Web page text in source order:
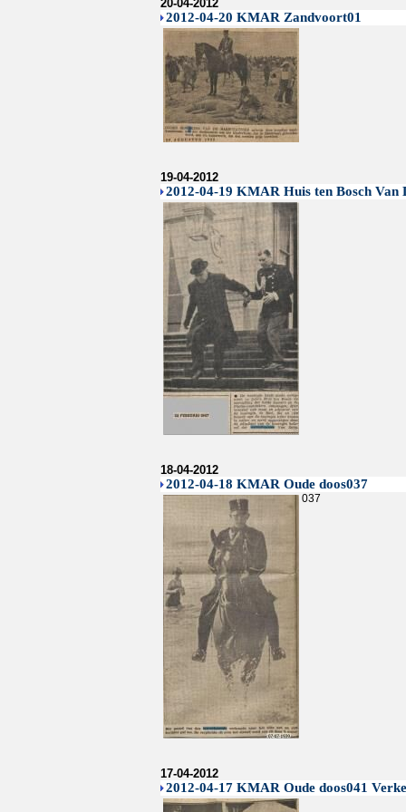
20-04-2012
2012-04-20 KMAR Zandvoort01
19-04-2012
2012-04-19 KMAR Huis ten Bosch Van
18-04-2012
2012-04-18 KMAR Oude doos037
037
17-04-2012
2012-04-17 KMAR Oude doos041